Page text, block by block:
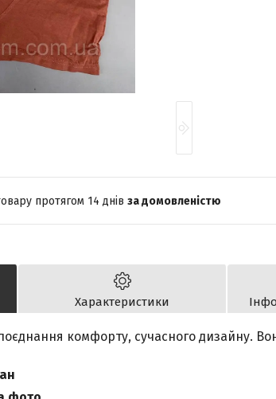
протягом 14 днів за домовленістю
Характеристики
комфорту, сучасного дизайну.